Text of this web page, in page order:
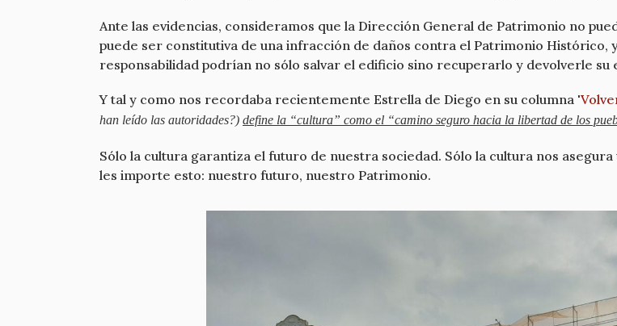
Ante las evidencias, consideramos que la Dirección General de Patrimonio no
puede ser constitutiva de una infracción de daños contra el Patrimonio Histórico,
responsabilidad podrían no sólo salvar el edificio sino recuperarlo y devolverle
Y tal y como nos recordaba recientemente Estrella de Diego en su columna '
han leído las autoridades?) define la “cultura” como el “camino seguro hacia la libertad de los
Sólo la cultura garantiza el futuro de nuestra sociedad. Sólo la cultura nos
les importe esto: nuestro futuro, nuestro Patrimonio.